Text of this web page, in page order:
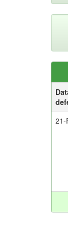
21-